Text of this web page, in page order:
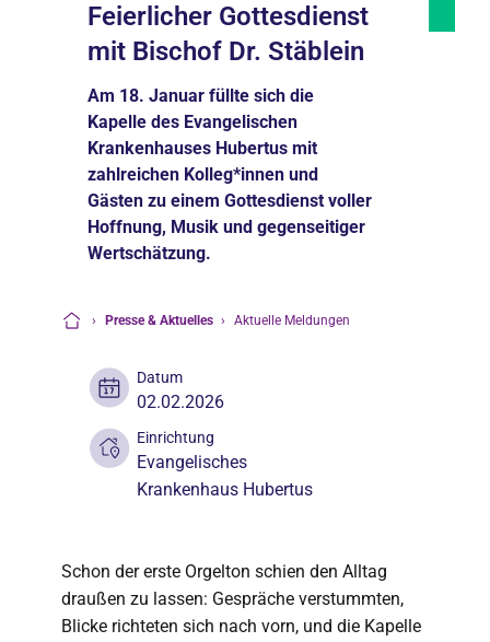
Feierlicher Gottesdienst
mit Bischof Dr. Stäblein
Am 18. Januar füllte sich die
Kapelle des Evangelischen
Krankenhauses Hubertus mit
zahlreichen Kolleg*innen und
Gästen zu einem Gottesdienst voller
Hoffnung, Musik und gegenseitiger
Wertschätzung.
› Presse & Aktuelles › Aktuelle Meldungen
Datum
02.02.2026
Einrichtung
Evangelisches
Krankenhaus Hubertus
Schon der erste Orgelton schien den Alltag
draußen zu lassen: Gespräche verstummten,
Blicke richteten sich nach vorn, und die Kapelle